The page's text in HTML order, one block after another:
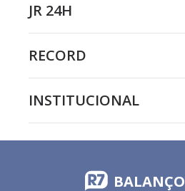
JR 24H
RECORD
INSTITUCIONAL